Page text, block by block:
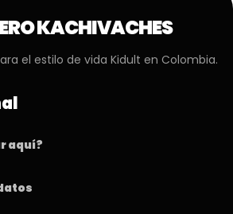
KACHIVACHES
el estilo de vida Kidult en Colombia.
aquí?